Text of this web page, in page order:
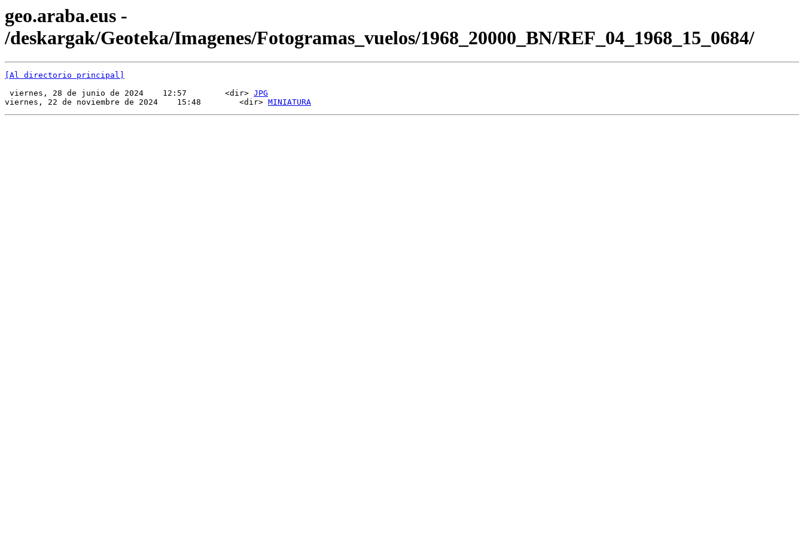
geo.araba.eus -
/deskargak/Geoteka/Imagenes/Fotogramas_vuelos/1968_20000_BN/REF_04_1968_15_0684/
[Al directorio principal]
viernes, 28 de junio de 2024    12:57        <dir> JPG
viernes, 22 de noviembre de 2024    15:48        <dir> MINIATURA